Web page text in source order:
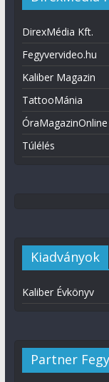
DirexMédia Kft.
Fegyvervideo.hu
Kaliber Magazin
TattooMánia
ÓraMagazinOnline
Túlélés
Kiadványok
Kaliber Évkönyv
Partner